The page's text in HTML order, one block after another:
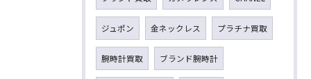
ジュポン 金ネックレス プラチナ買取
腕時計買取 ブランド腕時計